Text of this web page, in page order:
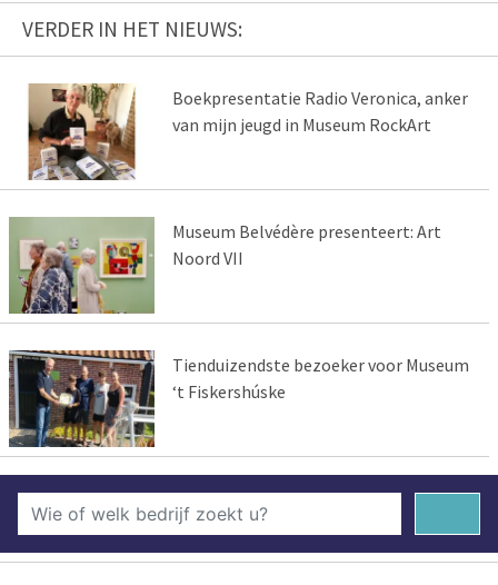
VERDER IN HET NIEUWS:
Boekpresentatie Radio Veronica, anker
van mijn jeugd in Museum RockArt
Museum Belvédère presenteert: Art
Noord VII
Tienduizendste bezoeker voor Museum
‘t Fiskershúske